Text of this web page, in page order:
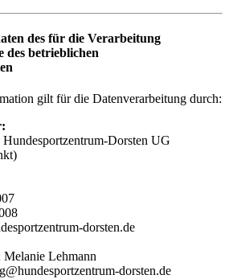
des für die Verarbeitung
des betrieblichen
gilt für die Datenverarbeitung durch:
Dorsten UG
dorsten.de
Melanie Lehmann
dorsten.de